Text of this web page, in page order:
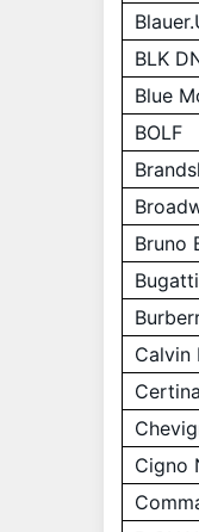
BLK
Blue
BOLF
Bruno
Bugatti
Calvin
Certina
Cigno